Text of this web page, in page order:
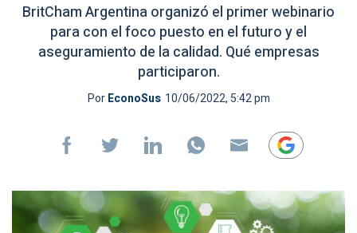
BritCham Argentina organizó el primer webinario
para con el foco puesto en el futuro y el
aseguramiento de la calidad. Qué empresas
participaron.
PorEconoSus 10/06/2022, 5:42 pm